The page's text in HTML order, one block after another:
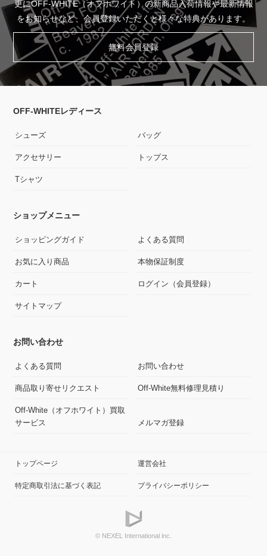
更にOFF-WHITE（オフホワイト）の新商品入荷情報や最新情報
をお知らせなど、会員登録いただくと様々な特典があります。
無料会員登録
OFF-WHITEレディース
シューズ バッグ
アクセサリー トップス
Tシャツ
ショップメニュー
ショッピングガイド よくある質問
お気に入り商品 本物保証制度
カート ログイン（会員登録）
サイトマップ
お問い合わせ
よくある質問 お問い合わせ
商品取り寄せリクエスト Off-White無料修理見積り
Off-White（オフホワイト）買取
サービス
メルマガ登録
トップページ 運営会社
特定商取引法に基づく表記 プライバシーポリシー
© NEXEL International inc.